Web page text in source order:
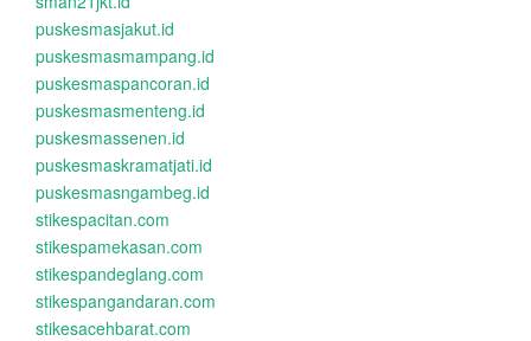
puskesmasjakut.id
puskesmasmampang.id
puskesmaspancoran.id
puskesmasmenteng.id
puskesmassenen.id
puskesmaskramatjati.id
puskesmasngambeg.id
stikespacitan.com
stikespamekasan.com
stikespandeglang.com
stikespangandaran.com
stikesacehbarat.com